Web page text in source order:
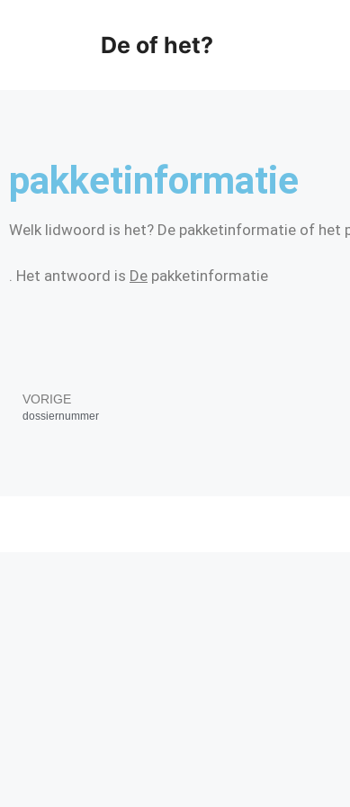
De of het?
pakketinformatie
Welk lidwoord is het? De pakketinformatie of het
. Het antwoord is De pakketinformatie
VORIGE
dossiernummer